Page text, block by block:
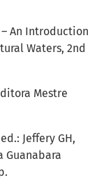
– An Introduction
Waters, 2nd
Mestre
Jeffery GH,
Guanabara